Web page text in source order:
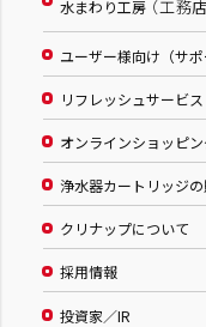
水まわり工房 （工務
ユーザー様向け（サポ
リフレッシュサービス
オンラインショッピ
浄水器カートリッジの
クリナップについて
採用情報
投資家／IR